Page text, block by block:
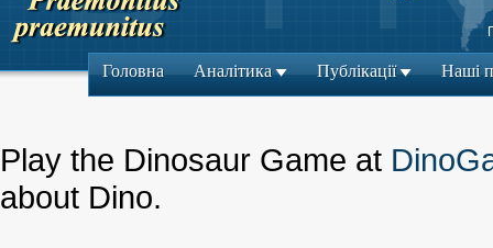
Головна Аналітика Публікації Наші
Play the Dinosaur Game at
about Dino.